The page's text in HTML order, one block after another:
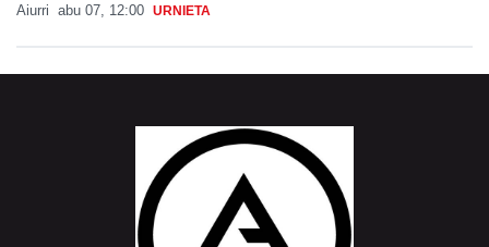
Aiurri abu 07, 12:00 URNIETA